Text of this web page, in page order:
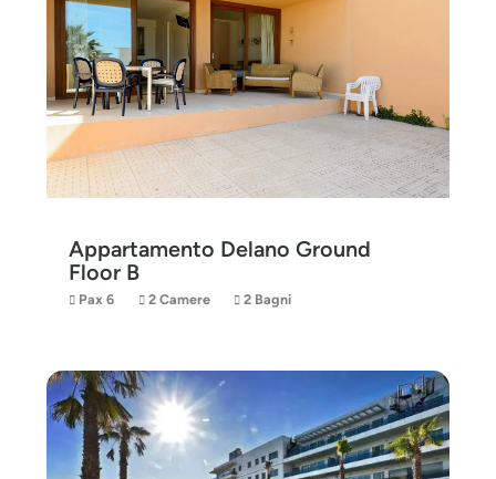
Appartamento Delano Ground
Floor B
Pax 6 2 Camere 2 Bagni